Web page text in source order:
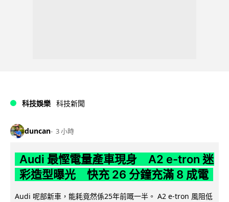
科技娛樂 科技新聞
duncan 3 小時
Audi 最慳電量產車現身 A2 e-tron 迷
彩造型曝光 快充 26 分鐘充滿 8 成電
Audi 呢部新車，能耗竟然係25年前嘅一半。 A2 e-tron 風阻低